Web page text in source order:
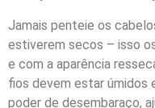
Jamais penteie os
estiverem secos – isso
e com a aparência
fios devem estar
poder de desembaraço,